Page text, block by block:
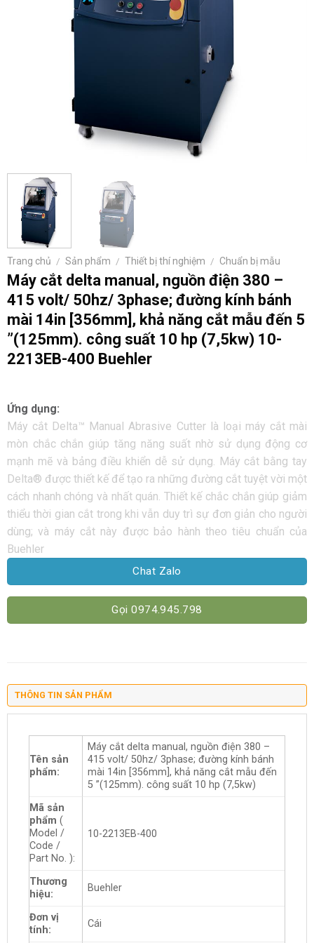
Trang chủ / Sản phẩm / Thiết bị thí nghiệm / Chuẩn bị mẫu
Máy cắt delta manual, nguồn điện 380 –
415 volt/ 50hz/ 3phase; đường kính bánh
mài 14in [356mm], khả năng cắt mẫu đến 5
”(125mm). công suất 10 hp (7,5kw) 10-
2213EB-400 Buehler
Ứng dụng:
Máy cắt Delta™ Manual Abrasive Cutter là loại máy cắt mài
mòn chắc chắn giúp tăng năng suất nhờ sử dụng động cơ
mạnh mẽ và bảng điều khiển dễ sử dụng. Máy cắt bằng tay
Delta® được thiết kế để tạo ra những đường cắt tuyệt vời một
cách nhanh chóng và nhất quán. Thiết kế chắc chắn giúp giảm
thiểu thời gian cắt trong khi vẫn duy trì sự đơn giản cho người
dùng; và máy cắt này được bảo hành theo tiêu chuẩn của
Buehler
Chat Zalo
Gọi 0974.945.798
THÔNG TIN SẢN PHẨM
Tên sản
phẩm:
Máy cắt delta manual, nguồn điện 380 –
415 volt/ 50hz/ 3phase; đường kính bánh
mài 14in [356mm], khả năng cắt mẫu đến
5 ”(125mm). công suất 10 hp (7,5kw)
Mã sản
phẩm (
Model /
Code /
Part No. ):
10-2213EB-400
Thương
hiệu:
Buehler
Đơn vị
tính:
Cái